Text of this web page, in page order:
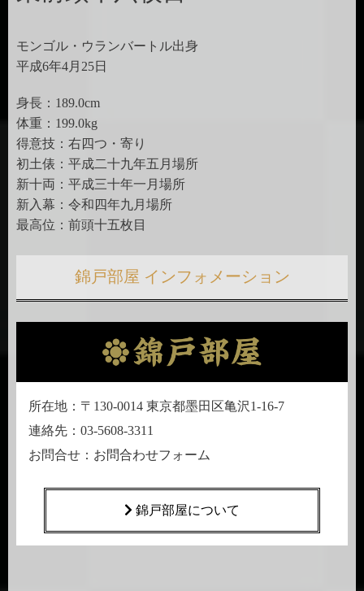
モンゴル・ウランバートル出身
平成6年4月25日
身長：189.0cm
体重：199.0kg
得意技：右四つ・寄り
初土俵：平成二十九年五月場所
新十両：平成三十年一月場所
新入幕：令和四年九月場所
最高位：前頭十五枚目
錦戸部屋 インフォメーション
所在地：〒130-0014 東京都墨田区亀沢1-16-7
連絡先：03-5608-3311
お問合せ： お問合わせフォーム
錦戸部屋について